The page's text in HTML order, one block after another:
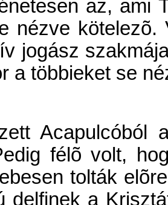
az, ami
nézve
jogász
a többieket se
félõ volt,
tolták
delfinek a